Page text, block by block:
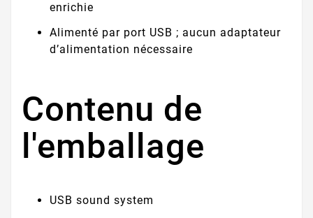
enrichie
Alimenté par port USB ; aucun adaptateur
d’alimentation nécessaire
Contenu de
l'emballage
USB sound system